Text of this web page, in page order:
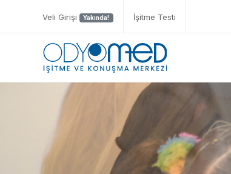
Veli Girişi Yakında! İşitme Testi